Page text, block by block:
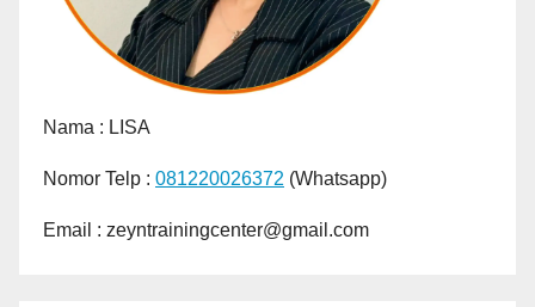
Nama : LISA
Nomor Telp : 081220026372 (Whatsapp)
Email : zeyntrainingcenter@gmail.com